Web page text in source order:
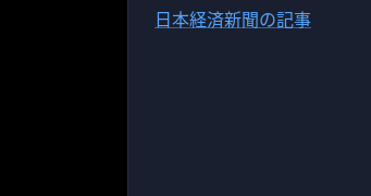
日本経済新聞の記事